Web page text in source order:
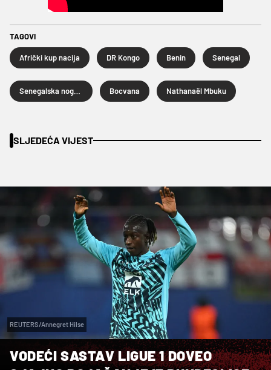
TAGOVI
Afrički kup nacija DR Kongo Benin Senegal
Bocvana Nathanaël Mbuku
SLJEDEĆA VIJEST
REUTERS/Annegret Hilse
VODEĆI SASTAV LIGUE 1 DOVEO